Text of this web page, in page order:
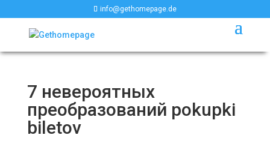
info@gethomepage.de
7 невероятных
преобразований pokupki
biletov